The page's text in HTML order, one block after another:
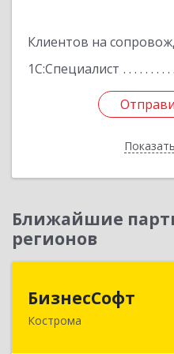
Клиентов на
1С:Специалист
Ближайшие
регионов
БизнесСофт
Кострома